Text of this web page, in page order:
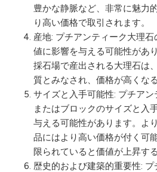
豊かな静脈など、非常に魅力
り高い価格で取引されます。
産地: プチアンティーク大理
値に影響を与える可能性があ
採石場で産出される大理石は
質とみなされ、価格が高くな
サイズと入手可能性: プチア
またはブロックのサイズと入
与える可能性があります。よ
品にはより高い価格が付く可
限られていると価値が上昇す
歴史的および建築的重要性: